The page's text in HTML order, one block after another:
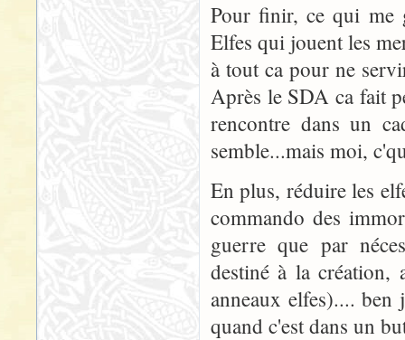
Pour finir, ce qui me
Elfes qui jouent les
à tout ca pour ne
Après le SDA ca fait
rencontre dans un
semble...mais moi,
En plus, réduire les
commando des
guerre que par
destiné à la
anneaux elfes).... ben
quand c'est dans un